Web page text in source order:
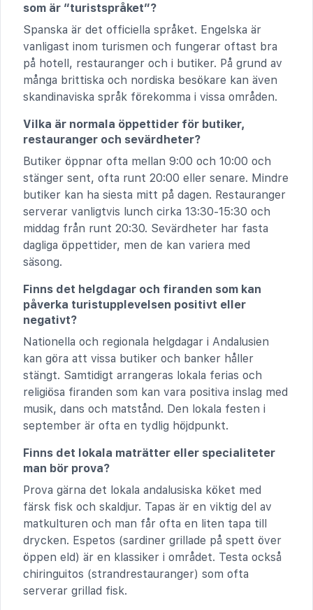
som är “turistspråket”?
Spanska är det officiella språket. Engelska är
vanligast inom turismen och fungerar oftast bra
på hotell, restauranger och i butiker. På grund av
många brittiska och nordiska besökare kan även
skandinaviska språk förekomma i vissa områden.
Vilka är normala öppettider för butiker,
restauranger och sevärdheter?
Butiker öppnar ofta mellan 9:00 och 10:00 och
stänger sent, ofta runt 20:00 eller senare. Mindre
butiker kan ha siesta mitt på dagen. Restauranger
serverar vanligtvis lunch cirka 13:30-15:30 och
middag från runt 20:30. Sevärdheter har fasta
dagliga öppettider, men de kan variera med
säsong.
Finns det helgdagar och firanden som kan
påverka turistupplevelsen positivt eller
negativt?
Nationella och regionala helgdagar i Andalusien
kan göra att vissa butiker och banker håller
stängt. Samtidigt arrangeras lokala ferias och
religiösa firanden som kan vara positiva inslag med
musik, dans och matstånd. Den lokala festen i
september är ofta en tydlig höjdpunkt.
Finns det lokala maträtter eller specialiteter
man bör prova?
Prova gärna det lokala andalusiska köket med
färsk fisk och skaldjur. Tapas är en viktig del av
matkulturen och man får ofta en liten tapa till
drycken. Espetos (sardiner grillade på spett över
öppen eld) är en klassiker i området. Testa också
chiringuitos (strandrestauranger) som ofta
serverar grillad fisk.